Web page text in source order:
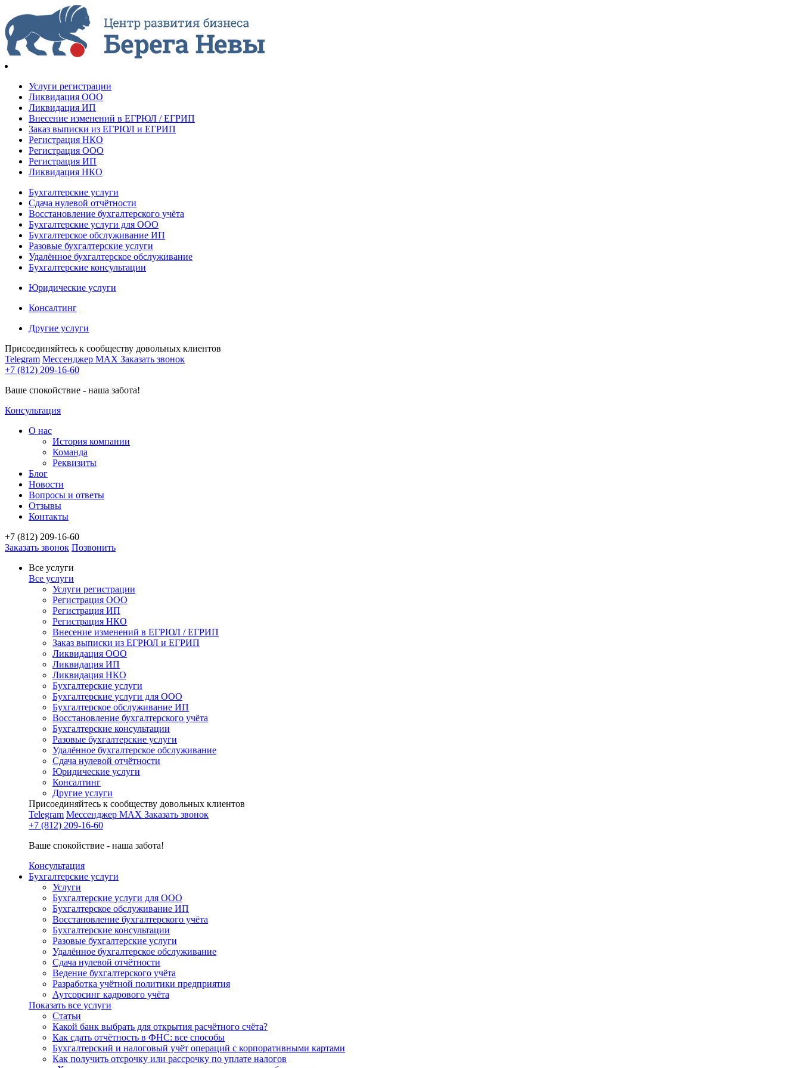
Услуги регистрации
Ликвидация ООО
Ликвидация ИП
Внесение изменений в ЕГРЮЛ / ЕГРИП
Заказ выписки из ЕГРЮЛ и ЕГРИП
Регистрация НКО
Регистрация ООО
Регистрация ИП
Ликвидация НКО
Бухгалтерские услуги
Сдача нулевой отчётности
Восстановление бухгалтерского учёта
Бухгалтерские услуги для ООО
Бухгалтерское обслуживание ИП
Разовые бухгалтерские услуги
Удалённое бухгалтерское обслуживание
Бухгалтерские консультации
Юридические услуги
Консалтинг
Другие услуги
Присоединяйтесь к сообществу довольных клиентов
Telegram Мессенджер MAX Заказать звонок
+7 (812) 209-16-60
Ваше спокойствие - наша забота!
Консультация
О нас
История компании
Команда
Реквизиты
Блог
Новости
Вопросы и ответы
Отзывы
Контакты
+7 (812) 209-16-60
Заказать звонок Позвонить
Все услуги
Все услуги
Услуги регистрации
Регистрация ООО
Регистрация ИП
Регистрация НКО
Внесение изменений в ЕГРЮЛ / ЕГРИП
Заказ выписки из ЕГРЮЛ и ЕГРИП
Ликвидация ООО
Ликвидация ИП
Ликвидация НКО
Бухгалтерские услуги
Бухгалтерские услуги для ООО
Бухгалтерское обслуживание ИП
Восстановление бухгалтерского учёта
Бухгалтерские консультации
Разовые бухгалтерские услуги
Удалённое бухгалтерское обслуживание
Сдача нулевой отчётности
Юридические услуги
Консалтинг
Другие услуги
Присоединяйтесь к сообществу довольных клиентов
Telegram Мессенджер MAX Заказать звонок
+7 (812) 209-16-60
Ваше спокойствие - наша забота!
Консультация
Бухгалтерские услуги
Услуги
Бухгалтерские услуги для ООО
Бухгалтерское обслуживание ИП
Восстановление бухгалтерского учёта
Бухгалтерские консультации
Разовые бухгалтерские услуги
Удалённое бухгалтерское обслуживание
Сдача нулевой отчётности
Ведение бухгалтерского учёта
Разработка учётной политики предприятия
Аутсорсинг кадрового учёта
Показать все услуги
Статьи
Какой банк выбрать для открытия расчётного счёта?
Как сдать отчётность в ФНС: все способы
Бухгалтерский и налоговый учёт операций с корпоративными картами
Как получить отсрочку или рассрочку по уплате налогов